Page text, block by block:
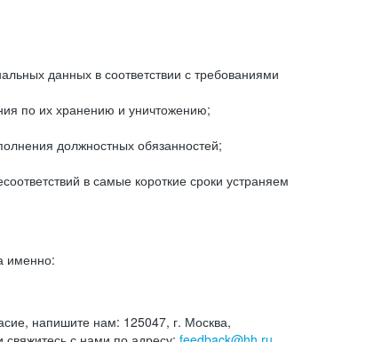
данных в соответствии с требованиями
по их хранению и уничтожению;
должностных обязанностей;
в самые короткие сроки устраняем
именно:
напишите нам: 125047, г. Москва,